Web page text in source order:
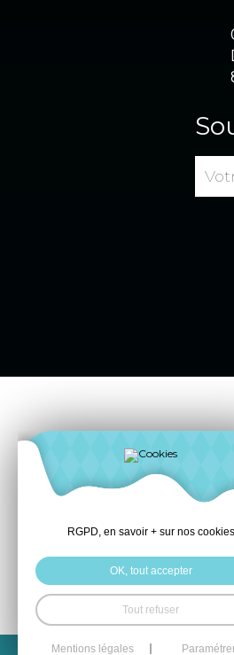
RGPD, en savoir + sur nos cookies
OK, tout accepter
Tout refuser
Mentions légales